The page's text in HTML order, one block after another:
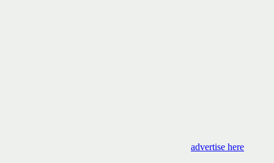
advertise here